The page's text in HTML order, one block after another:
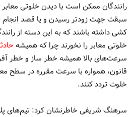
رانندگان ممکن است با دیدن خلوتی
سبقت جهت زودتر رسیدن و یا قصد انجام
کشی داشته باشند که به این دسته از
خلوتی معابر را نخورند چرا که همیشه
سرعت‌های بالا همیشه خطر ساز و خطر
قانون، همواره با سرعت مقرره در سطح
خلوت تردد کنند.
سرهنگ شریفی خاطرنشان کرد: تیم‌های